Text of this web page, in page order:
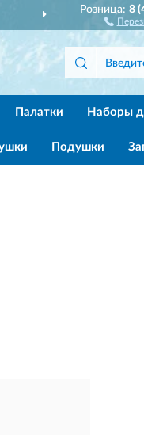
Розница:8
Палатки Наборы
Подушки